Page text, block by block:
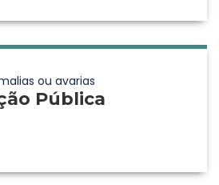
ou avarias
Pública